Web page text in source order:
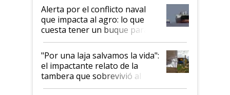
Alerta por el conflicto naval
que impacta al agro: lo que
cuesta tener un buque parado
y el peligro de que Argentina
pase a ser "país sucio"
"Por una laja salvamos la vida":
el impactante relato de la
tambera que sobrevivió al
tornado